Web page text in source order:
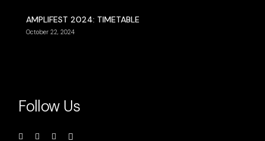
AMPLIFEST 2024: TIMETABLE
October 22, 2024
Follow Us